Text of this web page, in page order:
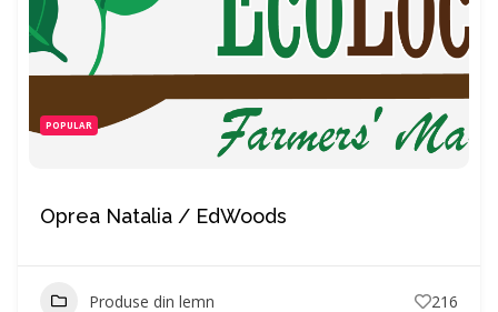
POPULAR
Oprea Natalia / EdWoods
Produse din lemn 216